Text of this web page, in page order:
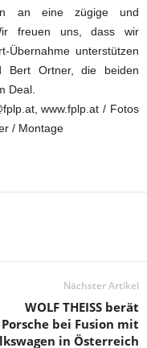
an eine zügige und
freuen uns, dass wir
Übernahme unterstützen
Bert Ortner, die beiden
Deal.
www.fplp.at / Fotos
/ Montage
Nächster Artikel
WOLF THEISS berät
Porsche bei Fusion mit
in Österreich